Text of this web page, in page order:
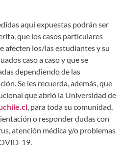
aquí expuestas podrán ser
que los casos particulares
afecten los/las estudiantes y su
caso a caso y que se
dependiendo de las
Se les recuerda, además, que
que abrió la Universidad de
, para toda su comunidad,
o responder dudas con
atención médica y/o problemas
19.